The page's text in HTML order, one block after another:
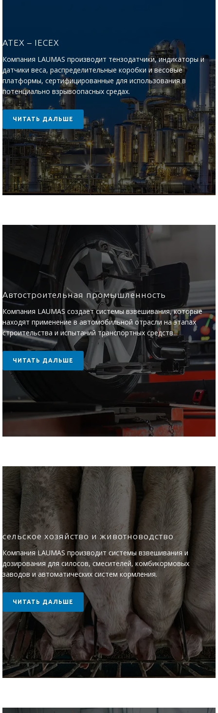
ATEX – IECEX
Компания LAUMAS производит тензодатчики, индикаторы и
датчики веса, распределительные коробки и весовые
платформы, сертифицированные для использования в
потенциально взрывоопасных средах.
ЧИТАТЬ ДАЛЬШЕ
Автостроительная промышленность
Компания LAUMAS создает системы взвешивания, которые
находят применение в автомобильной отрасли на этапах
строительства и испытаний транспортных средств.
ЧИТАТЬ ДАЛЬШЕ
сельское хозяйство и животноводство
Компания LAUMAS производит системы взвешивания и
дозирования для силосов, смесителей, комбикормовых
заводов и автоматических систем кормления.
ЧИТАТЬ ДАЛЬШЕ